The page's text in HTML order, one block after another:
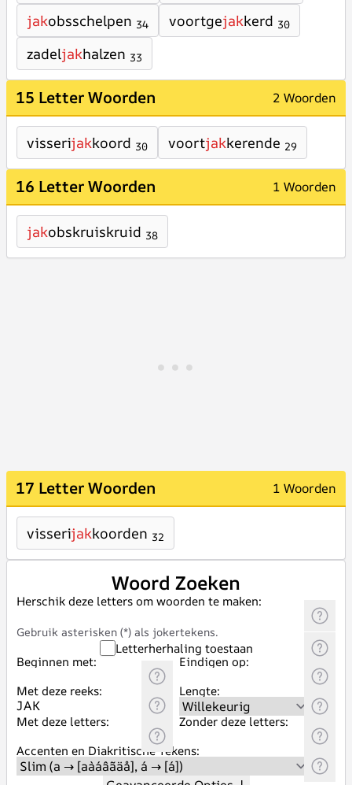
jakobsschelpen 34 voortgejakkerd 30
zadeljakhalzen 33
15 Letter Woorden 2 Woorden
visserijakkoord 30 voortjakkerende 29
16 Letter Woorden 1 Woorden
jakobskruiskruid 38
17 Letter Woorden 1 Woorden
visserijakkoorden 32
Woord Zoeken
Herschik deze letters om woorden te maken:
Gebruik asterisken (*) als jokertekens.
Letterherhaling toestaan
Beginnen met:
Eindigen op:
Met deze reeks:
Lengte:
Met deze letters:
Zonder deze letters:
Accenten en Diakritische Tekens: